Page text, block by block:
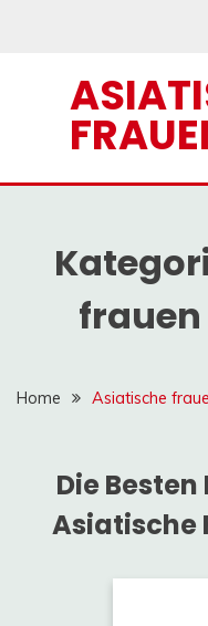
Home Asiatische
Die
Asiatische